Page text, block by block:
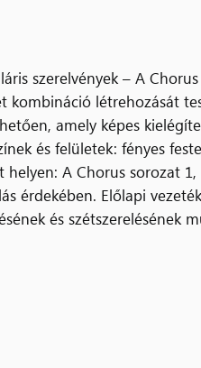
szerelvények – A Chorus
kombináció létrehozását
amely képes
és felületek: fényes
A Chorus sorozat 1,
érdekében. Előlapi
és szétszerelésének